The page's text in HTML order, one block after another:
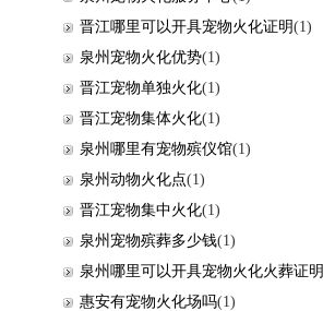
晋江哪里可以开具宠物火化证明(1)
泉州宠物火化优势(1)
晋江宠物单独火化(1)
晋江宠物集体火化(1)
泉州哪里有宠物殡仪馆(1)
泉州动物火化点(1)
晋江宠物集中火化(1)
泉州宠物殡葬多少钱(1)
泉州哪里可以开具宠物火化火葬证明
惠安有宠物火化场吗(1)